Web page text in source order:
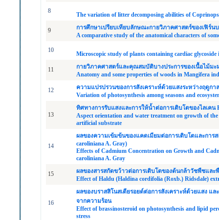
8
The variation of litter decomposing abilities of
9
การศึกษาเปรียบเทียบลักษณะกายวิภาคศาสตร์ของเฟิร์
A comparative study of the anatomical characters of
10
Microscopic study of plants containing cardiac glycoside
11
กายวิภาคศาสตร์และคุณสมบัติบางประการของเนื้อไม้มะ
Anatomy and some properties of woods in Mangifera
12
ความแปรปรวนของการสังเคราะห์ด้วยแสงระหว่างฤดูกา
Variation of photosynthesis among seasons and
13
ทิศทางการรับแสงและการให้น้ำต่อการเติบโตของไลเคน
Aspect orientation and water treatment on growth of
artificial substrate
14
ผลของความเข้มข้นของแคดเมียมต่อการเติบโตและการ
caroliniana A. Gray)
Effects of Cadmium Concentration on Growth and
caroliniana A. Gray
15
ผลของสารสกัดขว้าวต่อการเติบโตของต้นกล้าวัชพืชแล
Effect of Haldu (Haldina cordifolia (Roxb.) Ridsdale)
16
ผลของบราสสิโนสเตียรอยด์ต่อการสังเคราะห์ด้วยแสง แ
จากความร้อน
Effect of brassinosteroid on photosynthesis and lipid
stress